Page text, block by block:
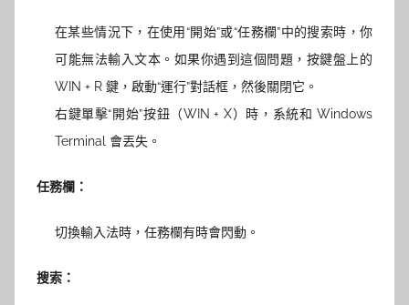
在某些情況下，在使用“開始”或“任務欄”中的搜索時，你
可能無法輸入文本。如果你遇到這個問題，按鍵盤上的
WIN + R 鍵，啟動“運行”對話框，然後關閉它。
右鍵單擊“開始”按鈕（WIN + X）時，系統和 Windows
Terminal 會丟失。
任務欄：
切換輸入法時，任務欄有時會閃動。
搜索：